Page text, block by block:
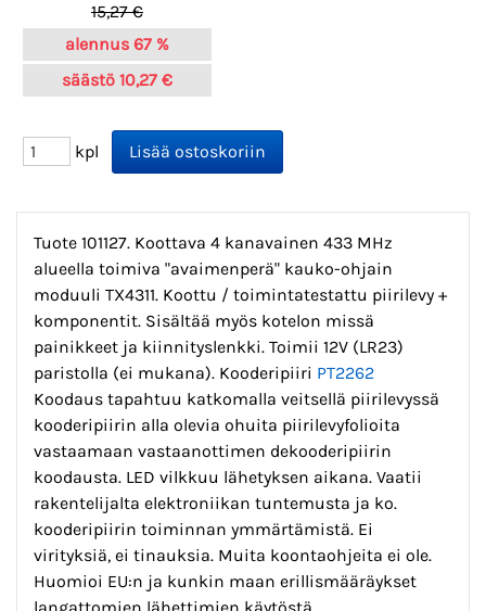
15,27 €
alennus 67 %
säästö 10,27 €
kpl
Tuote 101127. Koottava 4 kanavainen 433 MHz
alueella toimiva "avaimenperä" kauko-ohjain
moduuli TX4311. Koottu / toimintatestattu piirilevy +
komponentit. Sisältää myös kotelon missä
painikkeet ja kiinnityslenkki. Toimii 12V (LR23)
paristolla (ei mukana). Kooderipiiri PT2262
Koodaus tapahtuu katkomalla veitsellä piirilevyssä
kooderipiirin alla olevia ohuita piirilevyfolioita
vastaamaan vastaanottimen dekooderipiirin
koodausta. LED vilkkuu lähetyksen aikana. Vaatii
rakentelijalta elektroniikan tuntemusta ja ko.
kooderipiirin toiminnan ymmärtämistä. Ei
virityksiä, ei tinauksia. Muita koontaohjeita ei ole.
Huomioi EU:n ja kunkin maan erillismääräykset